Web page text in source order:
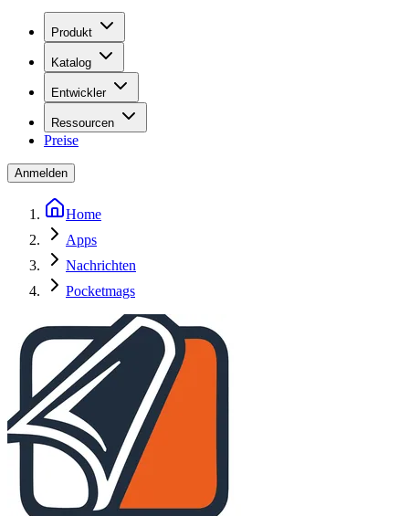
Produkt
Katalog
Entwickler
Ressourcen
Preise
Anmelden
Home
Apps
Nachrichten
Pocketmags